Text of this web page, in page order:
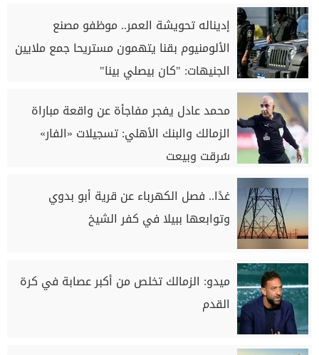
إديناله تحويشة العمر.. موظفو مصنع
الألومنيوم بقنا يتهمون مستريحا جمع ملايين
الجنيهات: "كان بيصلي بينا"
محمد عادل يفجر مفاجأة عن واقعة مباراة
الزمالك والبنك الأهلي: تسجيلات «الفار»
سُرقت وبيعت
غدًا.. فصل الكهرباء عن قرية أبو بدوي
وتوابعها ببيلا في كفر الشيخ
ميدو: الزمالك تخلص من أكبر عصابة في كرة
القدم